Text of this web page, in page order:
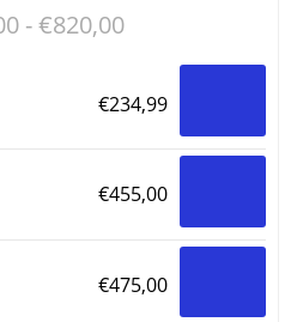
-€820,00Prijsklasse:
€820,00
€234,99
€455,00
€475,00